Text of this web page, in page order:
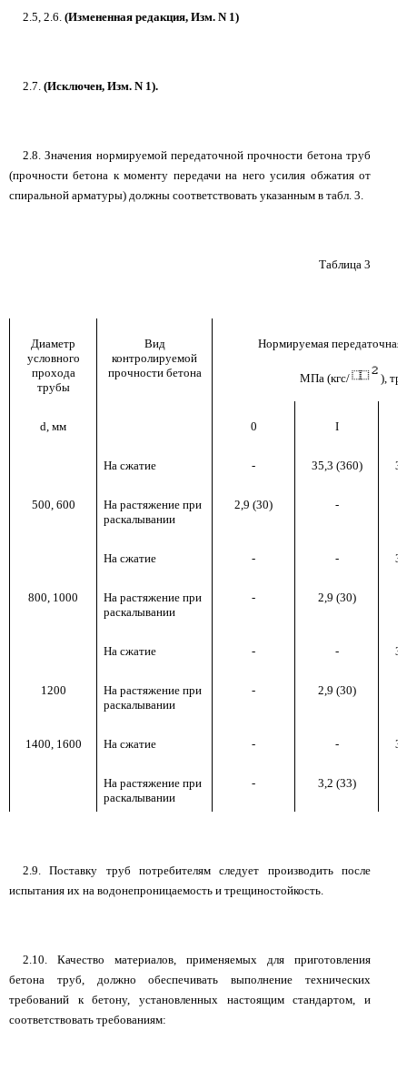
2.5, 2.6. (Измененная редакция, Изм. N 1)
2.7.(Исключен, Изм. N 1).
2.8. Значения нормируемой передаточной прочности бетона труб
(прочности бетона к моменту передачи на него усилия обжатия от
спиральной арматуры) должны соответствовать указанным в табл. 3.
Таблица 3
Диаметр
условного
прохода
трубы
Вид
контролируемой
прочности бетона
Нормируемая передаточная
МПа (кгс/ ),
d, мм 0 I
На сжатие - 35,3 (360)
500, 600
На растяжение при
раскалывании
2,9 (30) -
На сжатие - -
800, 1000
На растяжение при
раскалывании
- 2,9 (30)
На сжатие - -
1200
На растяжение при
раскалывании
- 2,9 (30)
1400, 1600 На сжатие - -
На растяжение при
раскалывании
- 3,2 (33)
2.9. Поставку труб потребителям следует производить после
испытания их на водонепроницаемость и трещиностойкость.
2.10. Качество материалов, применяемых для приготовления
бетона труб, должно обеспечивать выполнение технических
требований к бетону, установленных настоящим стандартом, и
соответствовать требованиям: